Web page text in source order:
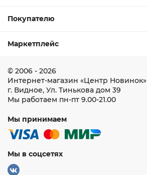
Покупателю
Маркетплейс
© 2006 - 2026
Интернет-магазин «Центр Новинок»
г. Видное, Ул. Тинькова дом 39
Мы работаем пн-пт 9.00-21.00
Мы принимаем
Мы в соцсетях